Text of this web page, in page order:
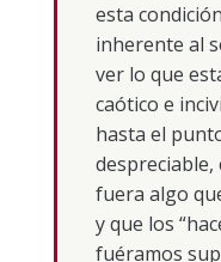
esta
inherente al
ver lo que
caótico e
hasta el
despreciable,
fuera algo
y que los
fuéramos